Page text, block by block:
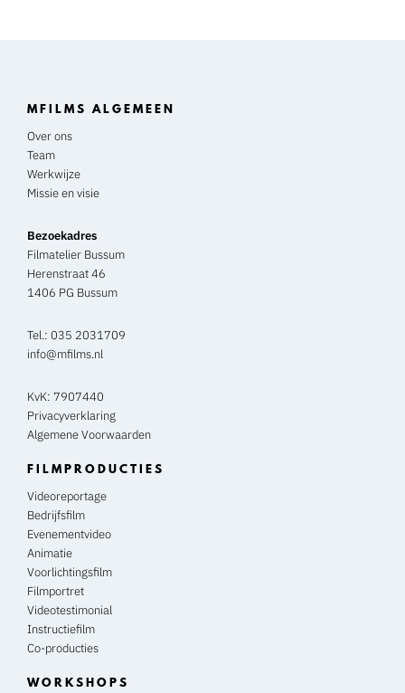
MFILMS ALGEMEEN
Over ons
Team
Werkwijze
Missie en visie
Bezoekadres
Filmatelier Bussum
Herenstraat 46
1406 PG Bussum
Tel.: 035 2031709
info@mfilms.nl
KvK: 7907440
Privacyverklaring
Algemene Voorwaarden
FILMPRODUCTIES
Videoreportage
Bedrijfsfilm
Evenementvideo
Animatie
Voorlichtingsfilm
Filmportret
Videotestimonial
Instructiefilm
Co-producties
WORKSHOPS